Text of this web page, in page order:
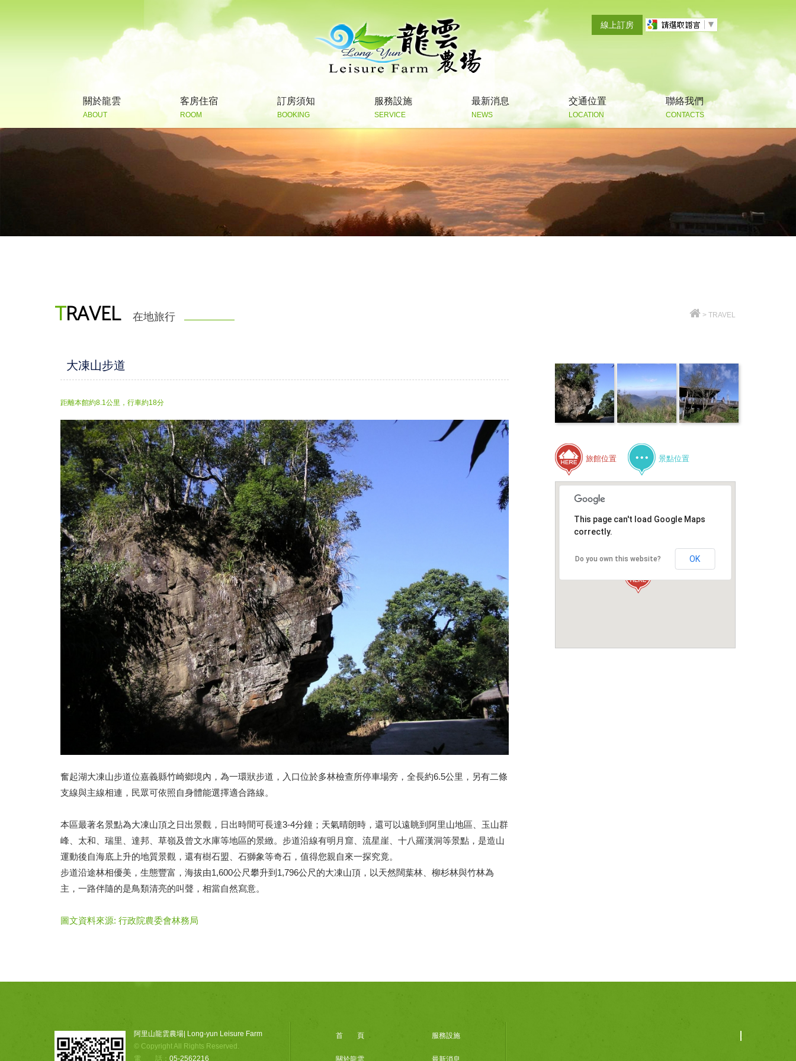
線上訂房
關於龍雲
ABOUT
客房住宿
ROOM
訂房須知
BOOKING
服務設施
SERVICE
最新消息
NEWS
交通位置
LOCATION
聯絡我們
CONTACTS
TRAVEL 在地旅行 > TRAVEL
大凍山步道
距離本館約8.1公里，行車約18分
奮起湖大凍山步道位嘉義縣竹崎鄉境內，為一環狀步道，入口位於多林檢查所停車場旁，全長約6.5公里，另有二條
支線與主線相連，民眾可依照自身體能選擇適合路線。
本區最著名景點為大凍山頂之日出景觀，日出時間可長達3-4分鐘；天氣晴朗時，還可以遠眺到阿里山地區、玉山群
峰、太和、瑞里、達邦、草嶺及曾文水庫等地區的景緻。步道沿線有明月窟、流星崖、十八羅漢洞等景點，是造山
運動後自海底上升的地質景觀，還有樹石盟、石獅象等奇石，值得您親自來一探究竟。
步道沿途林相優美，生態豐富，海拔由1,600公尺攀升到1,796公尺的大凍山頂，以天然闊葉林、柳杉林與竹林為
主，一路伴隨的是鳥類清亮的叫聲，相當自然寫意。
圖文資料來源: 行政院農委會林務局
旅館位置 景點位置
This page can't load Google Maps
correctly.
Do you own this website? OK
阿里山龍雲農場| Long-yun Leisure Farm
© Copyright All Rights Reserved.
電 話： 05-2562216
首 頁 服務設施
關於龍雲 最新消息